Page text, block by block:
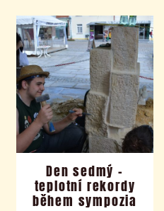
Den sedmý –
teplotní rekordy
během sympozia